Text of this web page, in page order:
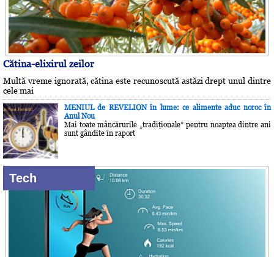
Cătina-elixirul zeilor
Multă vreme ignorată, cătina este recunoscută astăzi drept unul dintre
cele mai
MENIUL de REVELION în lume: ce alimente aduc noroc în
Anul Nou
Mai toate mâncărurile „tradiţionale” pentru noaptea dintre ani
sunt gândite în raport
Tech